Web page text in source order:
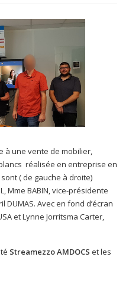
à une vente de mobilier,
réalisée en entreprise en
( de gauche à droite)
Mme BABIN, vice-présidente
DUMAS. Avec en fond d’écran
et Lynne Jorritsma Carter,
Streamezzo AMDOCS et les